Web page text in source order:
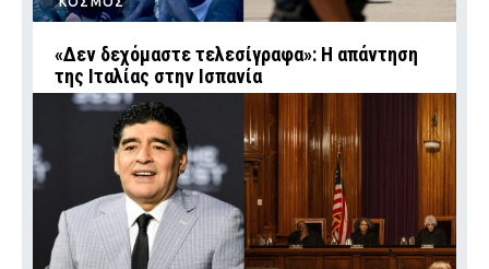
«Δεν δεχόμαστε τελεσίγραφα»: Η απάντηση
της Ιταλίας στην Ισπανία